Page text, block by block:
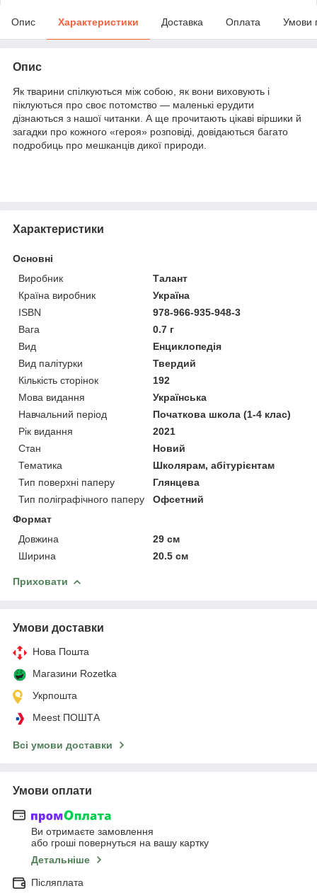
Опис Характеристики Доставка Оплата Умови
Опис
Як тварини спілкуються між собою, як вони виховують і
піклуються про своє потомство — маленькі ерудити
дізнаються з нашої читанки. А ще прочитають цікаві віршики й
загадки про кожного «героя» розповіді, довідаються багато
подробиць про мешканців дикої природи.
Характеристики
Основні
Виробник
Талант
Країна виробник
Україна
ISBN
978-966-935-948-3
Вага
0.7 г
Вид
Енциклопедія
Вид палітурки
Твердий
Кількість сторінок
192
Мова видання
Українська
Навчальний період
Початкова школа (1-4 клас)
Рік видання
2021
Стан
Новий
Тематика
Школярам, абітурієнтам
Тип поверхні паперу
Глянцева
Тип поліграфічного паперу
Офсетний
Формат
Довжина
29 см
Ширина
20.5 см
Приховати
Умови доставки
Нова Пошта
Магазини Rozetka
Укрпошта
Meest ПОШТА
Всі умови доставки
Умови оплати
Ви отримаєте замовлення
або гроші повернуться на вашу картку
Детальніше
Післяплата